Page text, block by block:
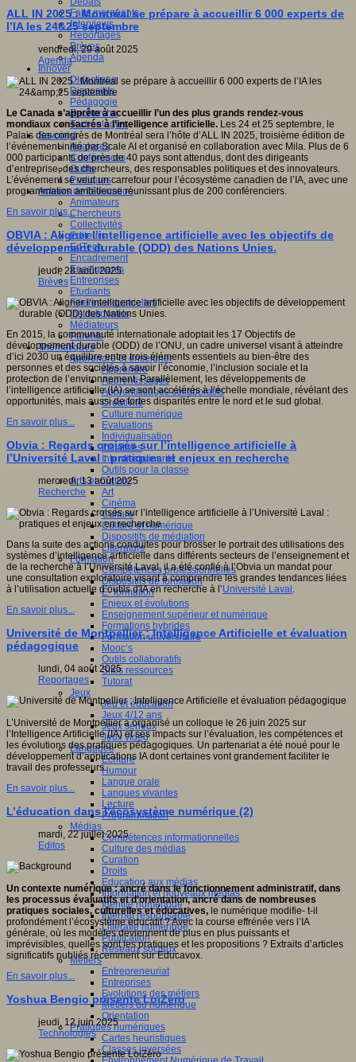
Faits marquants
Interviews
Reportages
Brèves
Agenda
Innover
Didactique
Dispositifs
Pédagogie
Recherche
Technologies
Savoir(s)
Analyses
Conférences
Outils
Pratiques
Acteurs de l'éducation
Animateurs
Chercheurs
Collectivités
Editeurs
EdTech
Encadrement
Enseignants
Entreprises
Etudiants
Filières industrielles
Institutionnels
Médiateurs
Parents
Thématiques
Apprendre et enseigner
Apprendre
Apprentissages
Apprentissages collaboratifs
Créativité
Culture numérique
Evaluations
Individualisation
Initiatives
Interdisciplinarité
Outils pour la classe
Arts et Culture
Art
Cinéma
Culture
Culture et numérique
Dispositifs de médiation
Littérature
Formation
Compétences professionnelles
Dispositifs de formation
E- formation
Enjeux et évolutions
Enseignement supérieur et numérique
Formations hybrides
Formation universitaire
Mooc’s
Outils collaboratifs
Sites ressources
Tutorat
Jeux
Jeu et éducation
Jeux 4/12 ans
Jeux sérieux
Jeux vidéo
Langages
Ecriture
Humour
Langue orale
Langues vivantes
Lecture
Programmation
Médias
Compétences informationnelles
Culture des médias
Curation
Droits
Education aux médias
Information et nouveaux médias
Identité numérique
Internet responsable
Littératie numérique
Publication
Réseaux sociaux
Métiers
Entrepreneuriat
Entreprises
Evolutions des métiers
Métiers du numérique
Orientation
Pratiques numériques
Cartes heuristiques
Classes inversées
ALL IN 2025 : Montréal se prépare à accueillir 6 000 experts de
l’IA les 24&25 septembre
vendredi, 29 août 2025
Agenda
Le Canada s’apprête à accueillir l’un des plus grands rendez-vous
mondiaux consacrés à l’intelligence artificielle. Les 24 et 25 septembre, le
Palais des congrès de Montréal sera l’hôte d’ALL IN 2025, troisième édition de
l’événement initié par Scale AI et organisé en collaboration avec Mila. Plus de 6
000 participants de près de 40 pays sont attendus, dont des dirigeants
d’entreprise, des chercheurs, des responsables politiques et des innovateurs.
L’événement se veut un carrefour pour l’écosystème canadien de l’IA, avec une
programmation ambitieuse réunissant plus de 200 conférenciers.
En savoir plus...
OBVIA : Aligner l’intelligence artificielle avec les objectifs de
développement durable (ODD) des Nations Unies.
jeudi, 28 août 2025
Brèves
En 2015, la communauté internationale adoptait les 17 Objectifs de
développement durable (ODD) de l’ONU, un cadre universel visant à atteindre
d’ici 2030 un équilibre entre trois éléments essentiels au bien-être des
personnes et des sociétés à savoir l’économie, l’inclusion sociale et la
protection de l’environnement. Parallèlement, les développements de
l’intelligence artificielle (IA) se sont accélérés à l’échelle mondiale, révélant des
opportunités, mais aussi de fortes disparités entre le nord et le sud global.
En savoir plus...
Obvia : Regards croisés sur l’intelligence artificielle à
l’Université Laval : pratiques et enjeux en recherche
mercredi, 13 août 2025
Recherche
Dans la suite des actions conduites pour brosser le portrait des utilisations des
systèmes d’intelligence artificielle dans différents secteurs de l’enseignement et
de la recherche à l’Université Laval, il a été confié à l’Obvia un mandat pour
une consultation exploratoire visant à comprendre les grandes tendances liées
à l’utilisation actuelle d’outils d'IA en recherche à l’Université Laval .
En savoir plus...
Université de Montpellier : Intelligence Artificielle et évaluation
pédagogique
lundi, 04 août 2025
Reportages
L’Université de Montpellier a organisé un colloque le 26 juin 2025 sur
l’Intelligence Artificielle (IA) et ses impacts sur l’évaluation, les compétences et
les évolutions des pratiques pédagogiques. Un partenariat a été noué pour le
développement d’applications IA dont certaines vont grandement faciliter le
travail des professeurs.
En savoir plus...
L’éducation dans l'écosystème numérique (2)
mardi, 22 juillet 2025
Editos
Un contexte numérique : ancré dans le fonctionnement administratif, dans
les processus évaluatifs et d’orientation, ancré dans de nombreuses
pratiques sociales, culturelles et éducatives, le numérique modifie- t-il
profondément l’écosystème éducatif ? Avec la course effrénée vers l’IA
générale, où les modèles deviennent de plus en plus puissants et
imprévisibles, quelles sont les pratiques et les propositions ? Extraits d’articles
significatifs publiés récemment sur Educavox.
En savoir plus...
Yoshua Bengio présente LoiZéro
jeudi, 12 juin 2025
Technologies